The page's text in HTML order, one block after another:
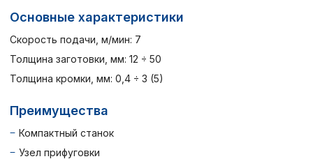
Основные характеристики
Скорость подачи, м/мин: 7
Толщина заготовки, мм: 12 ÷ 50
Толщина кромки, мм: 0,4 ÷ 3 (5)
Преимущества
Компактный станок
Узел прифуговки